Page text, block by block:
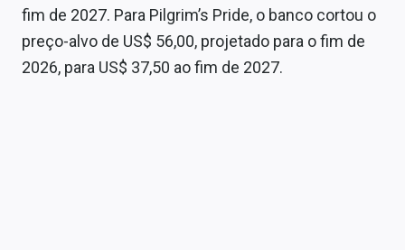
fim de 2027. Para Pilgrim’s Pride, o banco cortou o
preço-alvo de US$ 56,00, projetado para o fim de
2026, para US$ 37,50 ao fim de 2027.